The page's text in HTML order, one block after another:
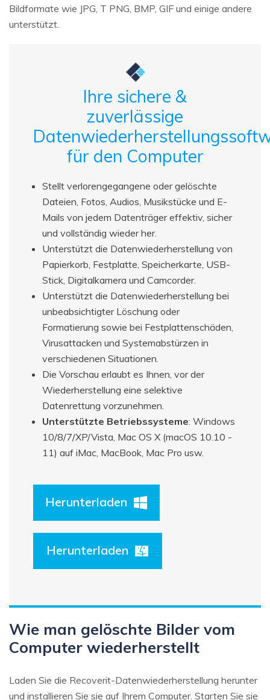
Bildformate wie JPG, T PNG, BMP, GIF und einige andere
unterstützt.
Ihre sichere &
zuverlässige
für den Computer
Stellt verlorengegangene oder gelöschte
Dateien, Fotos, Audios, Musikstücke und E-
Mails von jedem Datenträger effektiv, sicher
und vollständig wieder her.
Unterstützt die Datenwiederherstellung von
Papierkorb, Festplatte, Speicherkarte, USB-
Stick, Digitalkamera und Camcorder.
Unterstützt die Datenwiederherstellung bei
unbeabsichtigter Löschung oder
Formatierung sowie bei Festplattenschäden,
Virusattacken und Systemabstürzen in
verschiedenen Situationen.
Die Vorschau erlaubt es Ihnen, vor der
Wiederherstellung eine selektive
Datenrettung vorzunehmen.
Unterstützte Betriebssysteme: Windows
10/8/7/XP/Vista, Mac OS X (macOS 10.10 -
11) auf iMac, MacBook, Mac Pro usw.
Herunterladen
Herunterladen
Wie man gelöschte Bilder vom
Computer wiederherstellt
Laden Sie die Recoverit-Datenwiederherstellung herunter
und installieren Sie sie auf Ihrem Computer. Starten Sie sie